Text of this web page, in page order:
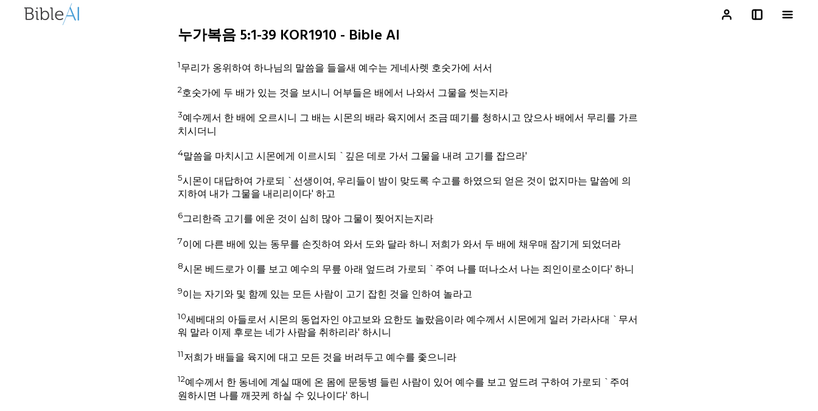
누가복음 5:1-39 KOR1910 - Bible AI
1무리가 옹위하여 하나님의 말씀을 들을새 예수는 게네사렛 호숫가에 서서
2호숫가에 두 배가 있는 것을 보시니 어부들은 배에서 나와서 그물을 씻는지라
3예수께서 한 배에 오르시니 그 배는 시몬의 배라 육지에서 조금 떼기를 청하시고 앉으사 배에서 무리를 가르
치시더니
4말씀을 마치시고 시몬에게 이르시되 `깊은 데로 가서 그물을 내려 고기를 잡으라'
5시몬이 대답하여 가로되 `선생이여, 우리들이 밤이 맞도록 수고를 하였으되 얻은 것이 없지마는 말씀에 의
지하여 내가 그물을 내리리이다' 하고
6그리한즉 고기를 에운 것이 심히 많아 그물이 찢어지는지라
7이에 다른 배에 있는 동무를 손짓하여 와서 도와 달라 하니 저희가 와서 두 배에 채우매 잠기게 되었더라
8시몬 베드로가 이를 보고 예수의 무릎 아래 엎드려 가로되 `주여 나를 떠나소서 나는 죄인이로소이다' 하니
9이는 자기와 및 함께 있는 모든 사람이 고기 잡힌 것을 인하여 놀라고
10세베대의 아들로서 시몬의 동업자인 야고보와 요한도 놀랐음이라 예수께서 시몬에게 일러 가라사대 `무서
워 말라 이제 후로는 네가 사람을 취하리라' 하시니
11저희가 배들을 육지에 대고 모든 것을 버려두고 예수를 좇으니라
12예수께서 한 동네에 계실 때에 온 몸에 문둥병 들린 사람이 있어 예수를 보고 엎드려 구하여 가로되 `주여
원하시면 나를 깨끗케 하실 수 있나이다' 하니